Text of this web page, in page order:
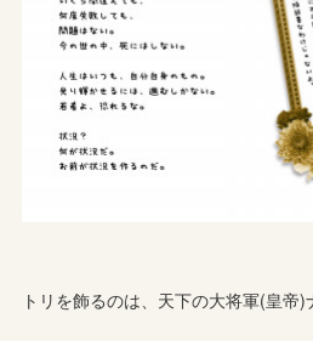
トリを飾るのは、天下の大将軍(皇帝)